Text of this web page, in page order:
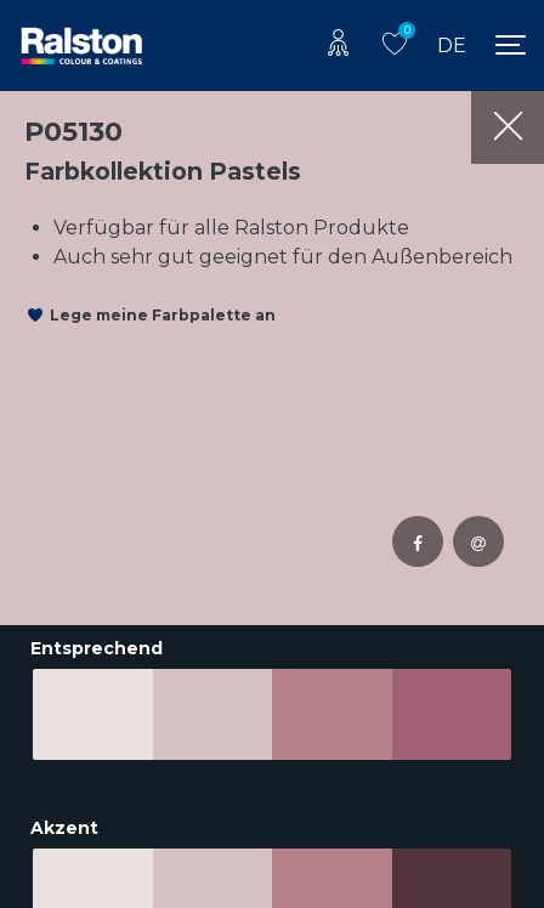
0
DE
P05130
Farbkollektion Pastels
Verfügbar für alle Ralston Produkte
Auch sehr gut geeignet für den Außenbereich
Lege meine Farbpalette an
Entsprechend
Akzent